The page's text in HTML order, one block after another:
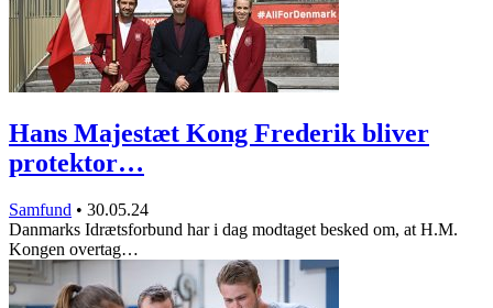
Hans Majestæt Kong Frederik bliver
protektor…
Samfund • 30.05.24
Danmarks Idrætsforbund har i dag modtaget besked om, at H.M.
Kongen overtag…